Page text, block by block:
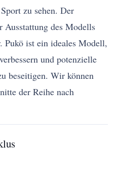
zu sehen. Der
Ausstattung des Modells
Pukö ist ein ideales Modell,
und potenzielle
beseitigen. Wir können
der Reihe nach